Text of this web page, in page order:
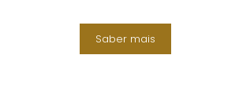
Saber mais